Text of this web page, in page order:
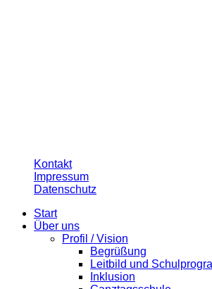
Kontakt
Impressum
Datenschutz
Start
Über uns
Profil / Vision
Begrüßung
Leitbild und
Inklusion